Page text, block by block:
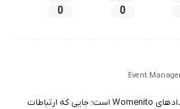
0
0
Event
او نویسنده و مدیر برگزاری رویدادهای Womenito است؛ جایی که ارتباطات